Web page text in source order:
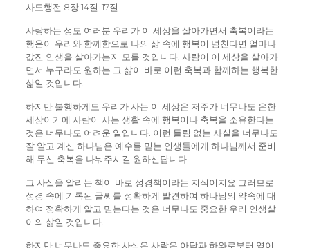
사도행전 8장 14절-17절
사랑하는 성도 여러분 우리가 이 세상을 살아가면서 축복이라는
행운이 우리와 함께함으로 나의 삶 속에 행복이 넘친다면 얼마나
값진 인생을 살아가는지 모를 것입니다. 사람이 이 세상을 살아가
면서 누구라도 원하는 그 삶이 바로 이런 축복과 함께하는 행복한
삶일 것입니다.
하지만 불행하게도 우리가 사는 이 세상은 저주가 너무나도 은한
세상이기에 사람이 사는 생활 속에 행복이나 축복을 소유한다는
것은 너무나도 어려운 일입니다. 이런 틀림 없는 사실을 너무나도
잘 알고 계신 하나님은 예수를 믿는 인생들에게 하나님께서 준비
해 두신 축복을 나눠주시길 원하신답니다.
그 사실을 알리는 책이 바로 성경책이라는 지식이지요 그러므로
성경 속에 기록된 글씨를 정확하게 발견하여 하나님의 약속에 대
하여 정확하게 알고 믿는다는 것은 너무나도 중요한 우리 인생살
이의 삶일 것입니다.
하지만 너무나도 중요한 사실은 사람은 아담과 하와로부터 영이